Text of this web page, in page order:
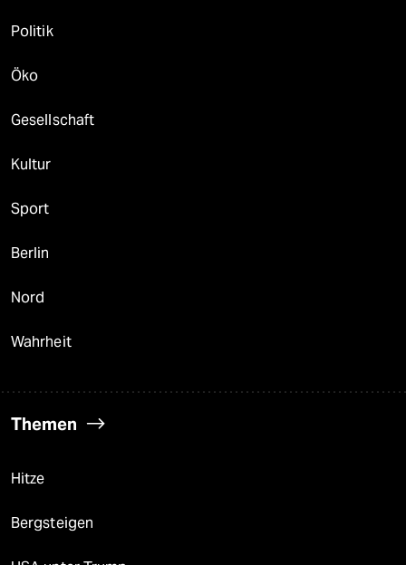
Politik
Öko
Gesellschaft
Kultur
Sport
Berlin
Nord
Wahrheit
Themen
Hitze
Bergsteigen